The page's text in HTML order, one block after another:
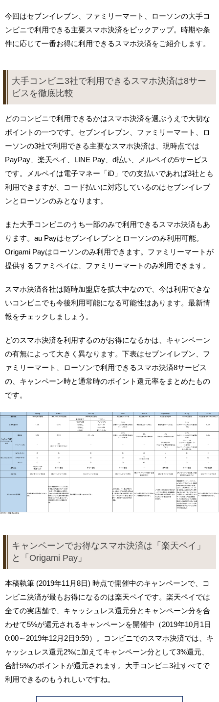
今回はセブンイレブン、ファミリーマート、ローソンの大手コ
ンビニで利用できる主要スマホ決済をピックアップ。時期や条
件に応じて一番お得に利用できるスマホ決済をご紹介します。
大手コンビニ3社で利用できるスマホ決済は8サー
ビスを徹底比較
どのコンビニで利用できるかはスマホ決済を選ぶうえで大切な
ポイントの一つです。セブンイレブン、ファミリーマート、ロ
ーソンの3社で利用できる主要なスマホ決済は、現時点では
PayPay、楽天ペイ、LINE Pay、d払い、メルペイの5サービス
です。メルペイは電子マネー「iD」での支払いであれば3社とも
利用できますが、コード払いに対応しているのはセブンイレブ
ンとローソンのみとなります。
また大手コンビニのうち一部のみで利用できるスマホ決済もあ
ります。au Payはセブンイレブンとローソンのみ利用可能。
Origami Payはローソンのみ利用できます。ファミリーマートが
提供するファミペイは、ファミリーマートのみ利用できます。
スマホ決済各社は随時加盟店を拡大中なので、今は利用できな
いコンビニでも今後利用可能になる可能性はあります。最新情
報をチェックしましょう。
どのスマホ決済を利用するのがお得になるかは、キャンペーン
の有無によって大きく異なります。下表はセブンイレブン、フ
ァミリーマート、ローソンで利用できるスマホ決済8サービス
の、キャンペーン時と通常時のポイント還元率をまとめたもの
です。
キャンペーンでお得なスマホ決済は「楽天ペイ」
と「Origami Pay」
本稿執筆 (2019年11月8日) 時点で開催中のキャンペーンで、コ
ンビニ決済が最もお得になるのは楽天ペイです。楽天ペイでは
全ての実店舗で、キャッシュレス還元分とキャンペーン分を合
わせて5%が還元されるキャンペーンを開催中（2019年10月1日
0:00～2019年12月2日9:59）。コンビニでのスマホ決済では、キ
ャッシュレス還元2%に加えてキャンペーン分として3%還元、
合計5%のポイントが還元されます。大手コンビニ3社すべてで
利用できるのもうれしいですね。